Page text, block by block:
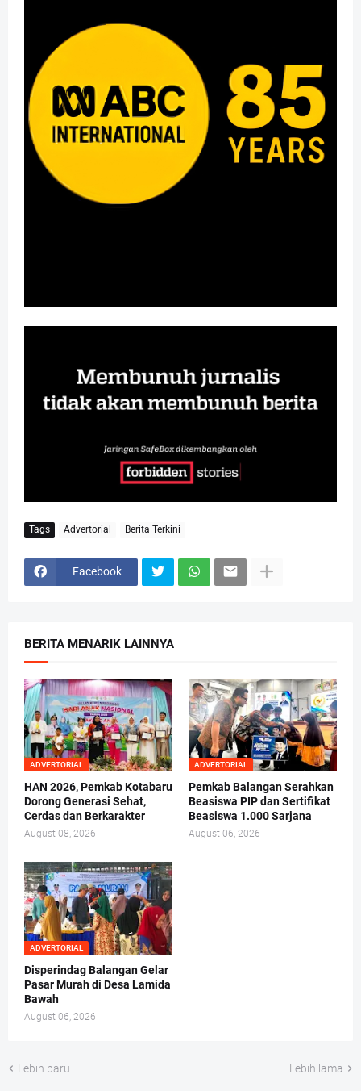
Tags Advertorial Berita Terkini
Facebook
BERITA MENARIK LAINNYA
ADVERTORIAL
HAN 2026, Pemkab Kotabaru
Dorong Generasi Sehat,
Cerdas dan Berkarakter
August 08, 2026
ADVERTORIAL
Pemkab Balangan Serahkan
Beasiswa PIP dan Sertifikat
Beasiswa 1.000 Sarjana
August 06, 2026
ADVERTORIAL
Disperindag Balangan Gelar
Pasar Murah di Desa Lamida
Bawah
August 06, 2026
Lebih baru Lebih lama